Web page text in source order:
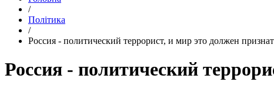
/
Політика
/
Россия - политический террорист, и мир это должен
Россия - политический